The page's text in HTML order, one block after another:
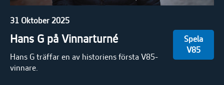
31 Oktober 2025
Hans G på Vinnarturné
Hans G träffar en av historiens första V85-
vinnare.
Spela
V85